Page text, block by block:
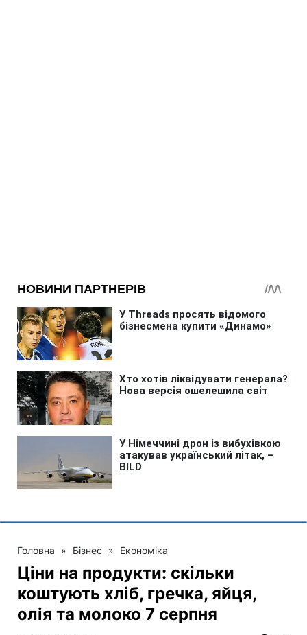
Головна » Бізнес » Економіка
Ціни на продукти: скільки
коштують хліб, гречка, яйця,
олія та молоко 7 серпня